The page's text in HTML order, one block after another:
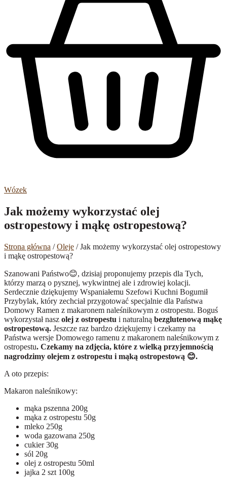
Wózek
Jak możemy wykorzystać olej
ostropestowy i mąkę ostropestową?
Strona główna /Oleje / Jak możemy wykorzystać olej ostropestowy
i mąkę ostropestową?
Szanowani Państwo😊, dzisiaj proponujemy przepis dla Tych,
którzy marzą o pysznej, wykwintnej ale i zdrowiej kolacji.
Serdecznie dziękujemy Wspaniałemu Szefowi Kuchni Bogumił
Przybylak, który zechciał przygotować specjalnie dla Państwa
Domowy Ramen z makaronem naleśnikowym z ostropestu. Boguś
wykorzystał nasz olej z ostropestu i naturalną bezglutenową mąkę
ostropestową. Jeszcze raz bardzo dziękujemy i czekamy na
Państwa wersje Domowego ramenu z makaronem naleśnikowym z
ostropestu. Czekamy na zdjęcia, które z wielką przyjemnością
nagrodzimy olejem z ostropestu i mąką ostropestową 😊.
A oto przepis:
Makaron naleśnikowy:
mąka pszenna 200g
mąka z ostropestu 50g
mleko 250g
woda gazowana 250g
cukier 30g
sól 20g
olej z ostropestu 50ml
jajka 2 szt 100g